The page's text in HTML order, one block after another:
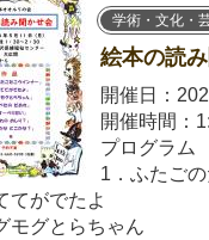
学術・文化・
絵本の読
開催日：
開催時間：
プログラム
1．ふたご
てがでたよ
モグとらちゃん